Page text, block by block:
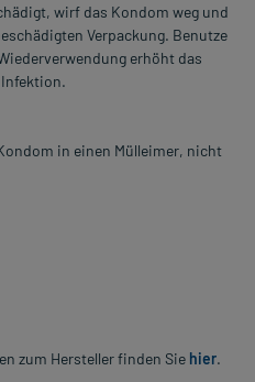
wirf das Kondom weg und
Verpackung. Benutze
erhöht das
in einen Mülleimer, nicht
zum Hersteller finden Sie hier.